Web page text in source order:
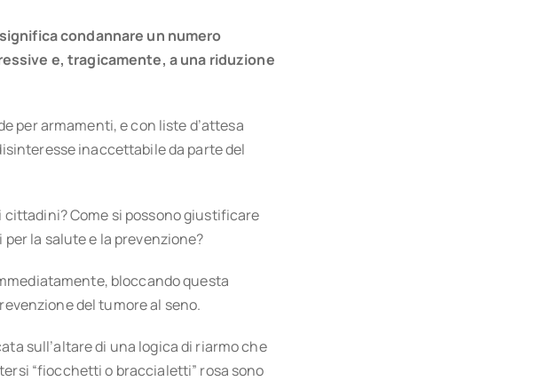
condannare un numero
e, tragicamente, a una riduzione
per armamenti, e con liste d’attesa
inaccettabile da parte del
Come si possono giustificare
la salute e la prevenzione?
bloccando questa
del tumore al seno.
sull’altare di una logica di riarmo che
“fiocchetti o braccialetti” rosa sono